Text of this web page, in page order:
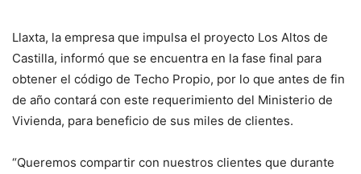
Llaxta, la empresa que impulsa el proyecto Los Altos de
Castilla, informó que se encuentra en la fase final para
obtener el código de Techo Propio, por lo que antes de fin
de año contará con este requerimiento del Ministerio de
Vivienda, para beneficio de sus miles de clientes.
“Queremos compartir con nuestros clientes que durante